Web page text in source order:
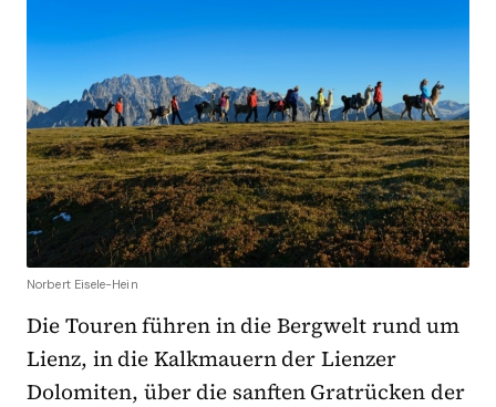
Norbert Eisele-Hein
Die Touren führen in die Bergwelt rund um
Lienz, in die Kalkmauern der Lienzer
Dolomiten, über die sanften Gratrücken der